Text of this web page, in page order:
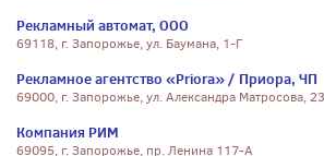
Рекламный автомат, ООО
69118, г. Запорожье, ул. Баумана, 1-Г
Рекламное агентство «Priora» / Приора, ЧП
69000, г. Запорожье, ул. Александра Матросова, 23
Компания РИМ
69095, г. Запорожье, пр. Ленина 117-А